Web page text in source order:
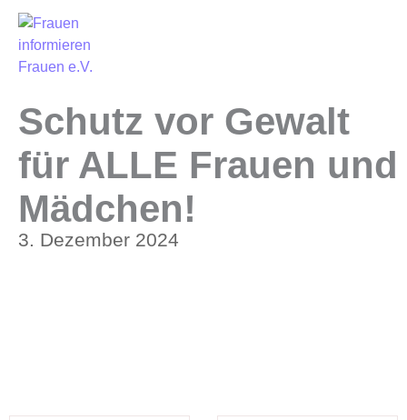
Schutz vor Gewalt
für ALLE Frauen und
Mädchen!
3. Dezember 2024